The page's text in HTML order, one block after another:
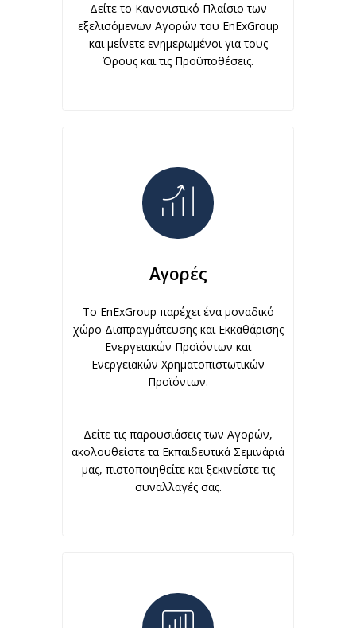
Δείτε το Κανονιστικό Πλαίσιο των
εξελισόμενων Αγορών του EnExGroup
και μείνετε ενημερωμένοι για τους
Όρους και τις Προϋποθέσεις.
Αγορές
Το EnExGroup παρέχει ένα μοναδικό
χώρο Διαπραγμάτευσης και Εκκαθάρισης
Ενεργειακών Προϊόντων και
Ενεργειακών Χρηματοπιστωτικών
Προϊόντων.
Δείτε τις παρουσιάσεις των Αγορών,
ακολουθείστε τα Εκπαιδευτικά Σεμινάριά
μας, πιστοποιηθείτε και ξεκινείστε τις
συναλλαγές σας.